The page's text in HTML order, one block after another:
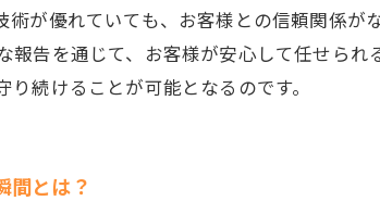
術が優れていても、お客様との信頼関係
報告を通じて、お客様が安心して任せら
続けることが可能となるのです。
間とは？